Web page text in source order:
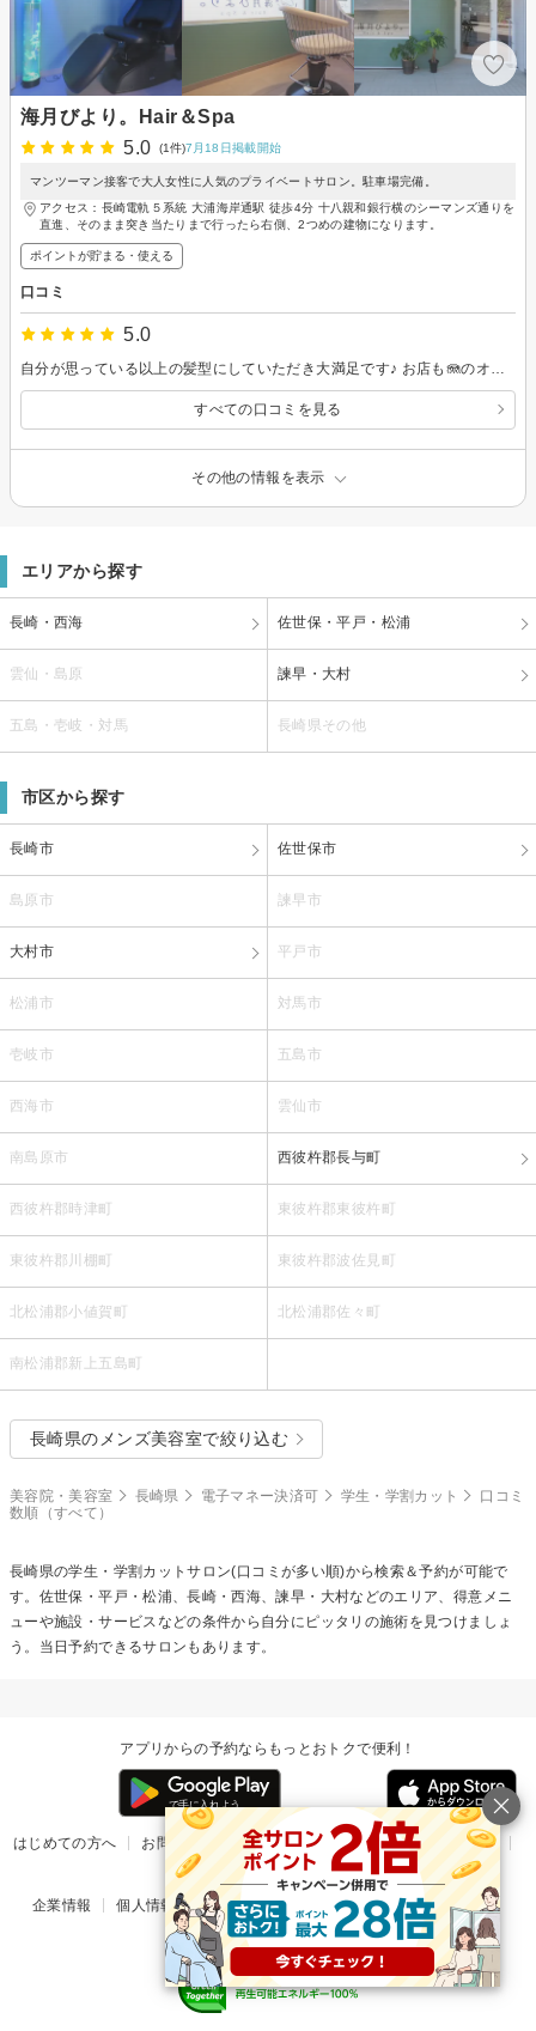
海月びより。Hair＆Spa
5.0
(1件)7月18日掲載開始
マンツーマン接客で大人女性に人気のプライベートサロン。駐車場完備。
アクセス：長崎電軌５系統 大浦海岸通駅 徒歩4分 十八親和銀行横のシーマンズ通りを
直進、そのまま突き当たりまで行ったら右側、2つめの建物になります。
ポイントが貯まる・使える
口コミ
5.0
すべての口コミを見る
その他の情報を表示
エリアから探す
長崎・西海 佐世保・平戸・松浦
雲仙・島原 諫早・大村
五島・壱岐・対馬 長崎県その他
市区から探す
長崎市 佐世保市
島原市 諫早市
大村市 平戸市
松浦市 対馬市
壱岐市 五島市
西海市 雲仙市
南島原市 西彼杵郡長与町
西彼杵郡時津町 東彼杵郡東彼杵町
東彼杵郡川棚町 東彼杵郡波佐見町
北松浦郡小値賀町 北松浦郡佐々町
南松浦郡新上五島町
長崎県のメンズ美容室で絞り込む
美容院・美容室 長崎県 電子マネー決済可 学生・学割カット
口コミ
数順（すべて）
長崎県の学生・学割カットサロン(口コミが多い順)から検索＆予約が可能で
す。佐世保・平戸・松浦、長崎・西海、諫早・大村などのエリア、得意メニ
ューや施設・サービスなどの条件から自分にピッタリの施術を見つけましょ
う。当日予約できるサロンもあります。
アプリからの予約ならもっとおトクで便利！
はじめての方へ お問い合わせ ヘルプ リリース情報
利用規約
掲載ご希望のサロン様
企業情報 個人情報保護方針 楽天のサービス一覧 アプリ一覧
© Rakuten Group, Inc.